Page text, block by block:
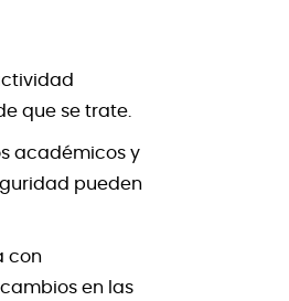
que se trate.
académicos y
pueden
con
en las